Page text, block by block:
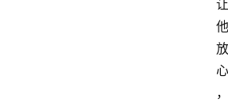
让
他
放
心
，